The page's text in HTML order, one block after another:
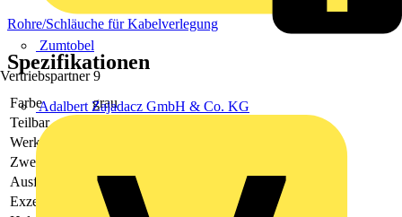
Zumtobel
Vertriebspartner 9
Adalbert Zajadacz GmbH & Co. KG
Rohre/Schläuche für Kabelverlegung
Spezifikationen
Farbe
grau
Teilbar
Werkstoff
Zweiteilig
Ausführung
Steck
Exzentrisch
Nein